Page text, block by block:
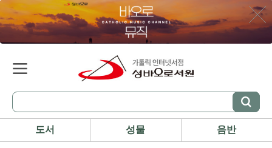
도서 성물 음반